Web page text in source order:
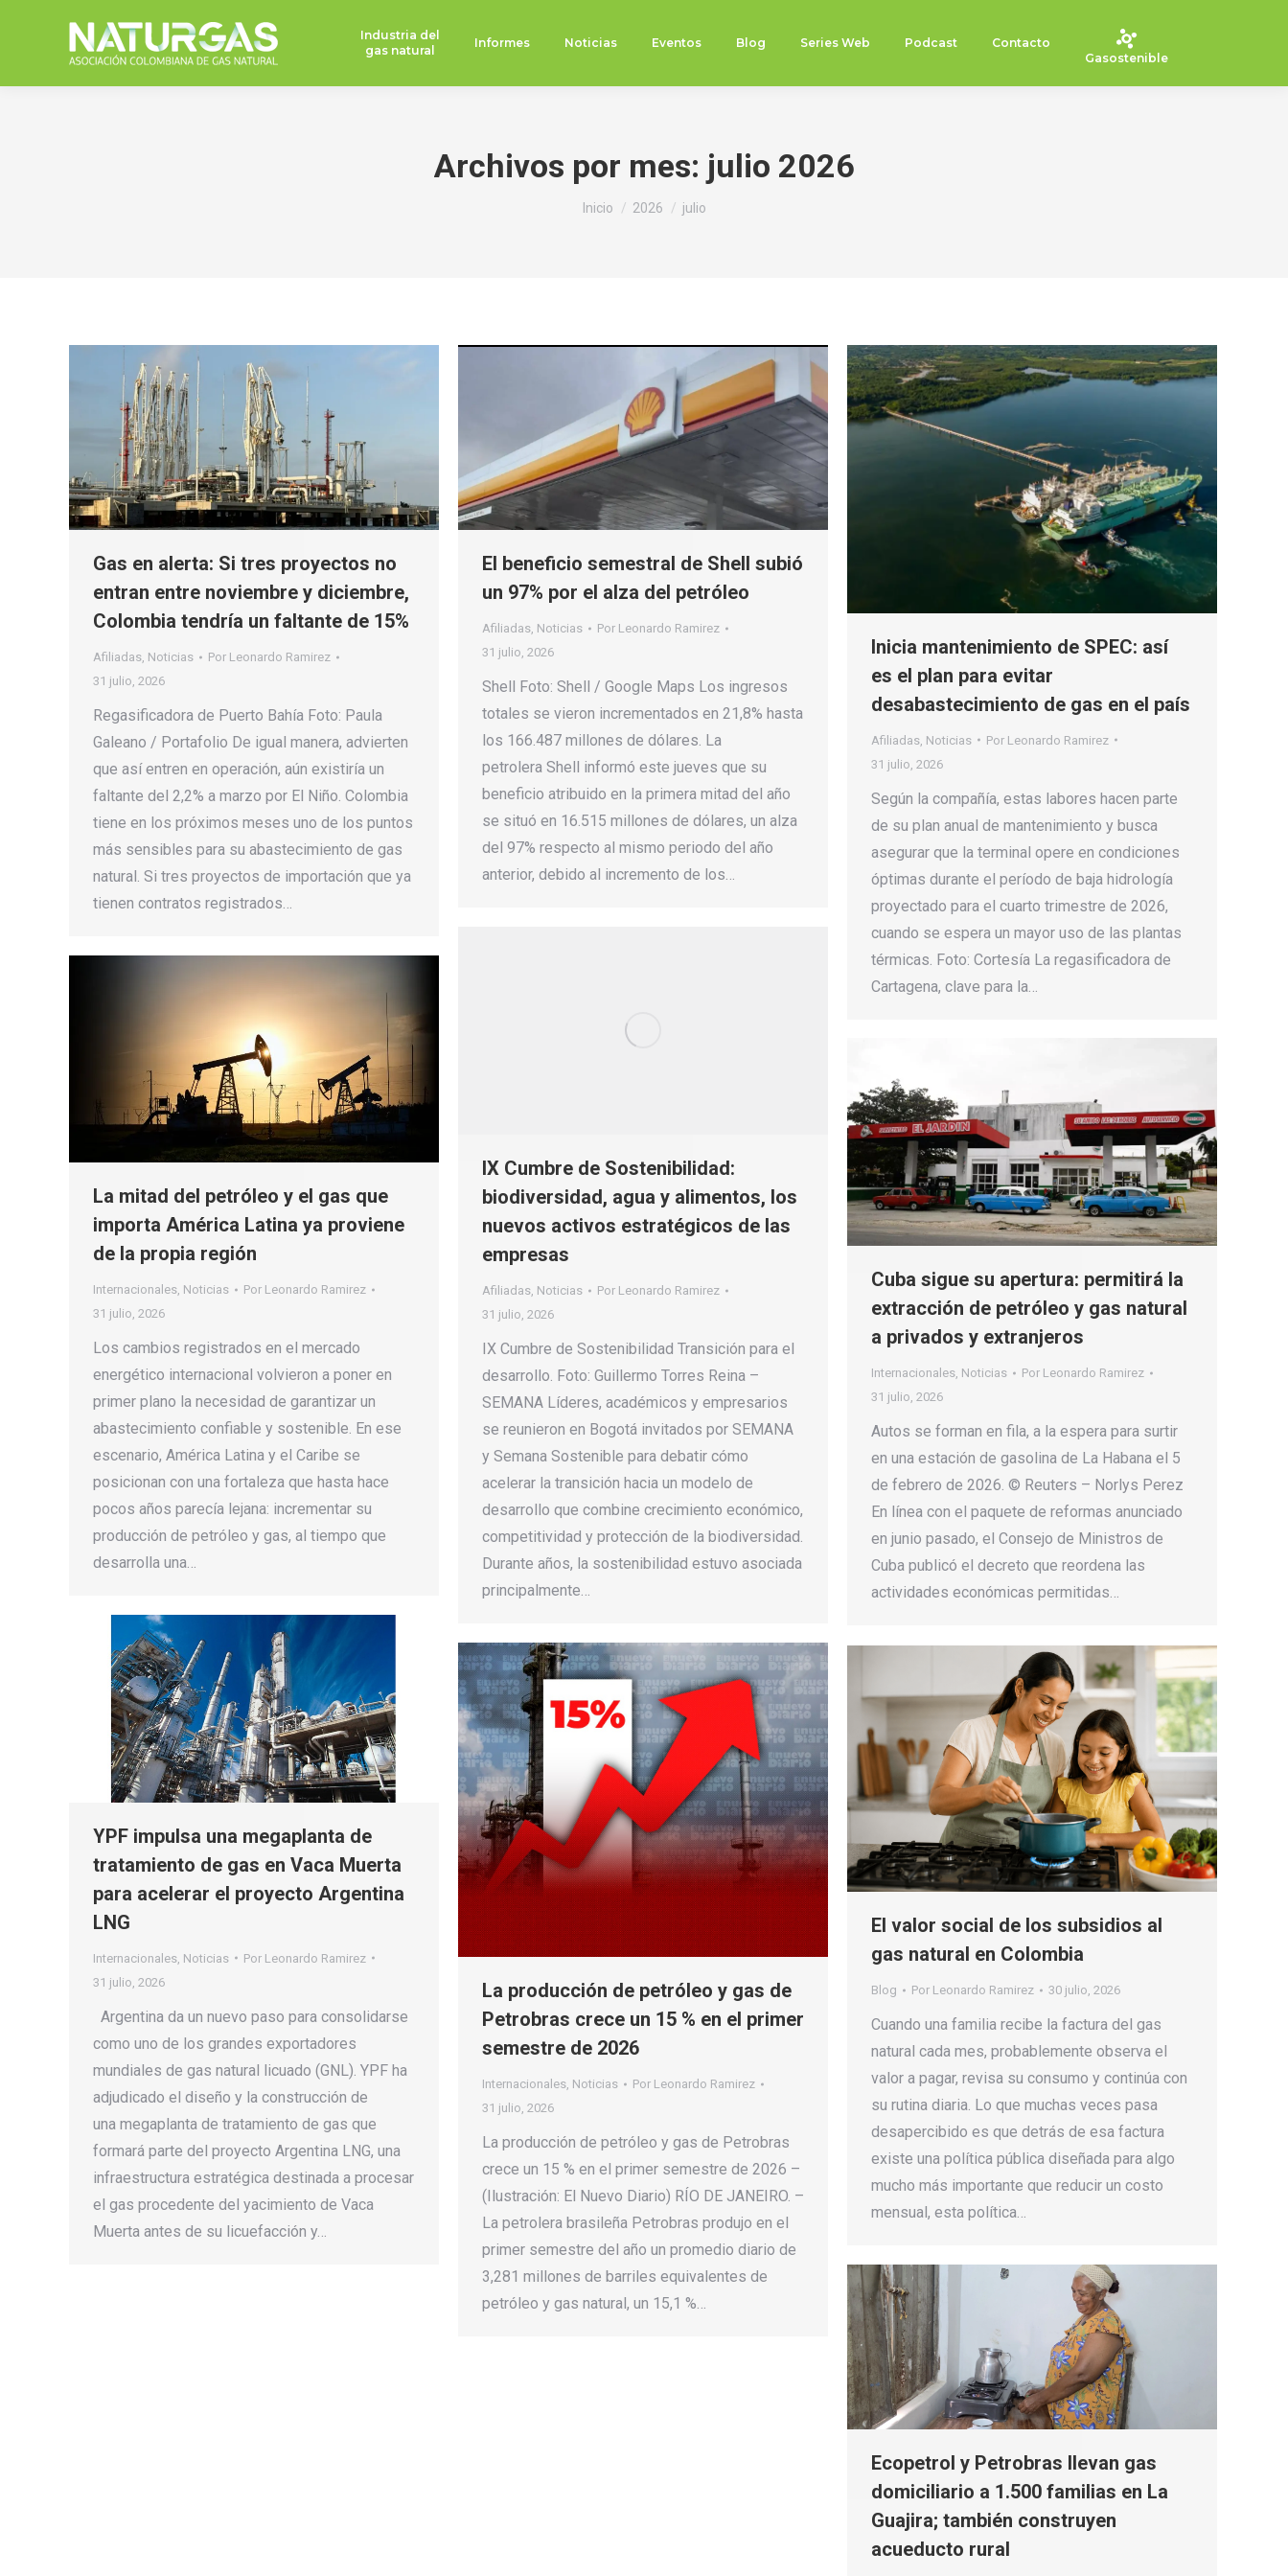
Industria del
gas natural
Informes Noticias Eventos Blog Series Web Podcast
Contacto
Gasostenible
Archivos por mes: julio 2026
Estás aquí:
Inicio 2026 julio
Gas en alerta: Si tres proyectos no
entran entre noviembre y diciembre,
Colombia tendría un faltante de 15%
Afiliadas, Noticias Por Leonardo Ramirez
31 julio, 2026
Regasificadora de Puerto Bahía Foto: Paula
Galeano / Portafolio De igual manera, advierten
que así entren en operación, aún existiría un
faltante del 2,2% a marzo por El Niño. Colombia
tiene en los próximos meses uno de los puntos
más sensibles para su abastecimiento de gas
natural. Si tres proyectos de importación que ya
tienen contratos registrados…
El beneficio semestral de Shell subió
un 97% por el alza del petróleo
Afiliadas, Noticias Por Leonardo Ramirez
31 julio, 2026
Shell Foto: Shell / Google Maps Los ingresos
totales se vieron incrementados en 21,8% hasta
los 166.487 millones de dólares. La
petrolera Shell informó este jueves que su
beneficio atribuido en la primera mitad del año
se situó en 16.515 millones de dólares, un alza
del 97% respecto al mismo periodo del año
anterior, debido al incremento de los…
Inicia mantenimiento de SPEC: así
es el plan para evitar
desabastecimiento de gas en el país
Afiliadas Noticias Por Leonardo Ramirez
31 julio, 2026
Según la compañía, estas labores hacen parte
de su plan anual de mantenimiento y busca
asegurar que la terminal opere en condiciones
óptimas durante el período de baja hidrología
proyectado para el cuarto trimestre de 2026,
cuando se espera un mayor uso de las plantas
térmicas. Foto: Cortesía La regasificadora de
Cartagena, clave para la…
IX Cumbre de Sostenibilidad:
biodiversidad, agua y alimentos, los
nuevos activos estratégicos de las
empresas
Afiliadas, Noticias Por Leonardo Ramirez
31 julio, 2026
IX Cumbre de Sostenibilidad Transición para el
desarrollo. Foto: Guillermo Torres Reina –
SEMANA Líderes, académicos y empresarios
se reunieron en Bogotá invitados por SEMANA
y Semana Sostenible para debatir cómo
acelerar la transición hacia un modelo de
desarrollo que combine crecimiento económico,
competitividad y protección de la biodiversidad.
Durante años, la sostenibilidad estuvo asociada
principalmente…
La mitad del petróleo y el gas que
importa América Latina ya proviene
de la propia región
Internacionales, Noticias Por Leonardo Ramirez
31 julio, 2026
Los cambios registrados en el mercado
energético internacional volvieron a poner en
primer plano la necesidad de garantizar un
abastecimiento confiable y sostenible. En ese
escenario, América Latina y el Caribe se
posicionan con una fortaleza que hasta hace
pocos años parecía lejana: incrementar su
producción de petróleo y gas, al tiempo que
desarrolla una…
Cuba sigue su apertura: permitirá la
extracción de petróleo y gas natural
a privados y extranjeros
Internacionales, Noticias Por Leonardo Ramirez
31 julio, 2026
Autos se forman en fila, a la espera para surtir
en una estación de gasolina de La Habana el 5
de febrero de 2026. © Reuters – Norlys Perez
En línea con el paquete de reformas anunciado
en junio pasado, el Consejo de Ministros de
Cuba publicó el decreto que reordena las
actividades económicas permitidas…
YPF impulsa una megaplanta de
tratamiento de gas en Vaca Muerta
para acelerar el proyecto Argentina
LNG
Internacionales Noticias Por Leonardo Ramirez
31 julio, 2026
Argentina da un nuevo paso para consolidarse
como uno de los grandes exportadores
mundiales de gas natural licuado (GNL). YPF ha
adjudicado el diseño y la construcción de
una megaplanta de tratamiento de gas que
formará parte del proyecto Argentina LNG, una
infraestructura estratégica destinada a procesar
el gas procedente del yacimiento de Vaca
Muerta antes de su licuefacción y…
La producción de petróleo y gas de
Petrobras crece un 15 % en el primer
semestre de 2026
Internacionales, Noticias Por Leonardo Ramirez
31 julio, 2026
La producción de petróleo y gas de Petrobras
crece un 15 % en el primer semestre de 2026 –
(Ilustración: El Nuevo Diario) RÍO DE JANEIRO. –
La petrolera brasileña Petrobras produjo en el
primer semestre del año un promedio diario de
3,281 millones de barriles equivalentes de
petróleo y gas natural, un 15,1 %…
El valor social de los subsidios al
gas natural en Colombia
Blog Por Leonardo Ramirez 30 julio, 2026
Cuando una familia recibe la factura del gas
natural cada mes, probablemente observa el
valor a pagar, revisa su consumo y continúa con
su rutina diaria. Lo que muchas veces pasa
desapercibido es que detrás de esa factura
existe una política pública diseñada para algo
mucho más importante que reducir un costo
mensual, esta política…
Ecopetrol y Petrobras llevan gas
domiciliario a 1.500 familias en La
Guajira; también construyen
acueducto rural